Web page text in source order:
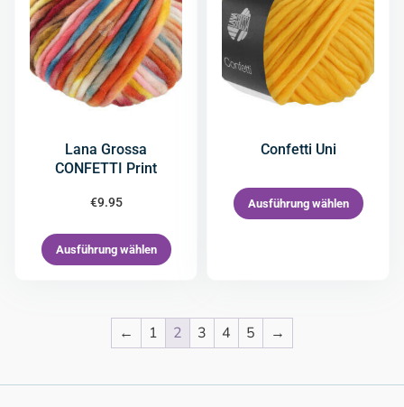
Lana Grossa
CONFETTI Print
€9.95
Ausführung wählen
Confetti Uni
Ausführung wählen
← 1 2 3 4 5 →